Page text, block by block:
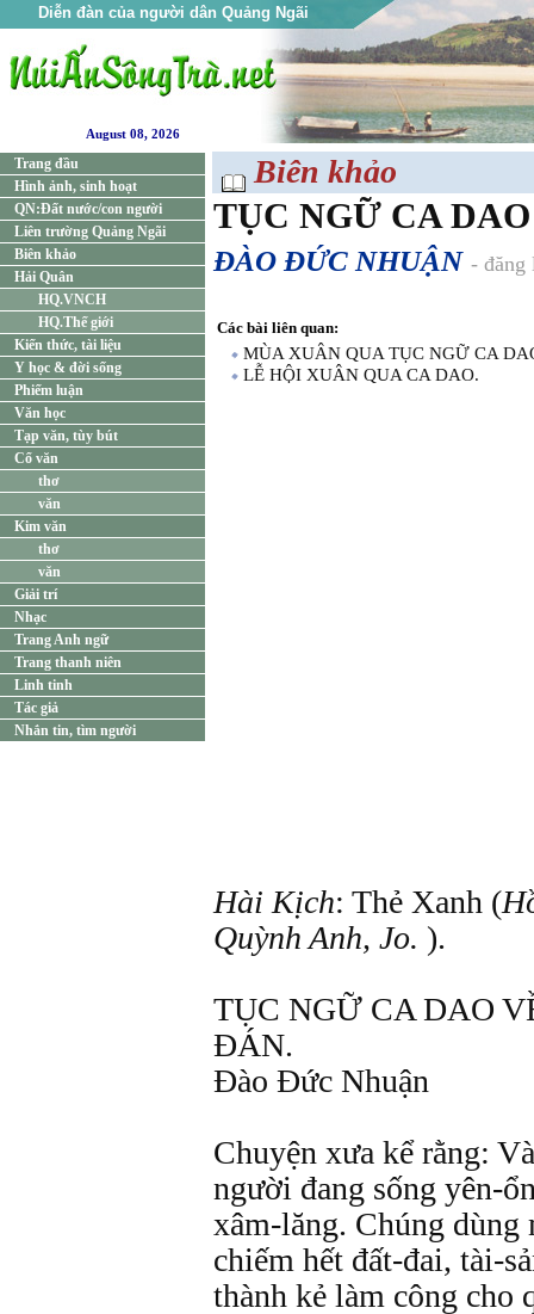
Diễn đàn của người dân Quảng Ngãi
August 08, 2026
Trang đầu
Hình ảnh, sinh hoạt
QN:Đất nước/con người
Liên trường Quảng Ngãi
Biên khảo
Hải Quân
HQ.VNCH
HQ.Thế giới
Kiến thức, tài liệu
Y học & đời sống
Phiếm luận
Văn học
Tạp văn, tùy bút
Cổ văn
thơ
văn
Kim văn
thơ
văn
Giải trí
Nhạc
Trang Anh ngữ
Trang thanh niên
Linh tinh
Tác giả
Nhắn tin, tìm người
Biên khảo
TỤC NGỮ CA
ĐÀO ĐỨC NHUẬN - đăng
Các bài liên quan:
MÙA XUÂN QUA TỤC NGỮ CA
LỄ HỘI XUÂN QUA CA DAO.
Hài Kịch: Thẻ Xanh (
Quỳnh Anh, Jo. ).
TỤC NGỮ CA DAO
ĐÁN.
Đào Đức Nhuận
Chuyện xưa kể rằng:
người đang sống yên-
xâm-lăng. Chúng
chiếm hết đất-đai, tài-
thành kẻ làm công